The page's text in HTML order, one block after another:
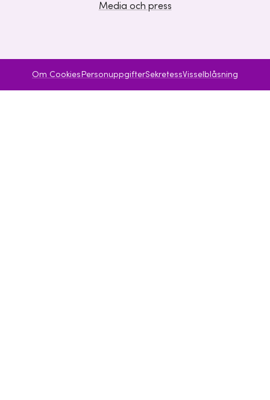
Media och press
Om Cookies PersonuppgifterSekretessVisselblåsning